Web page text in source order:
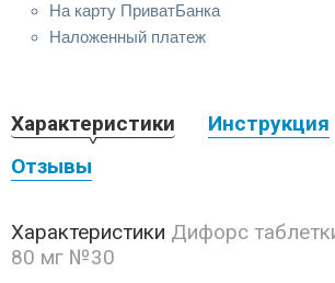
На карту ПриватБанка
Наложенный платеж
Характеристики Инструкция
Отзывы
Характеристики Дифорс
80 мг №30